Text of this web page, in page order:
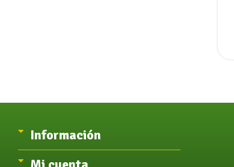
Información